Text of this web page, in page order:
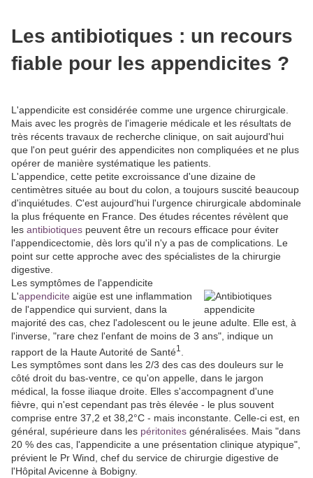
Les antibiotiques : un recours
fiable pour les appendicites ?
L'appendicite est considérée comme une urgence chirurgicale.
Mais avec les progrès de l'imagerie médicale et les résultats de
très récents travaux de recherche clinique, on sait aujourd'hui
que l'on peut guérir des appendicites non compliquées et ne plus
opérer de manière systématique les patients.
L'appendice, cette petite excroissance d'une dizaine de
centimètres située au bout du colon, a toujours suscité beaucoup
d'inquiétudes. C'est aujourd'hui l'urgence chirurgicale abdominale
la plus fréquente en France. Des études récentes révèlent que
les antibiotiques peuvent être un recours efficace pour éviter
l'appendicectomie, dès lors qu'il n'y a pas de complications. Le
point sur cette approche avec des spécialistes de la chirurgie
digestive.
Les symptômes de l'appendicite
L'appendicite aigüe est une inflammation
de l'appendice qui survient, dans la
majorité des cas, chez l'adolescent ou le jeune adulte. Elle est, à
l'inverse, "rare chez l'enfant de moins de 3 ans", indique un
rapport de la Haute Autorité de Santé1
Les symptômes sont dans les 2/3 des cas des douleurs sur le
côté droit du bas-ventre, ce qu'on appelle, dans le jargon
médical, la fosse iliaque droite. Elles s'accompagnent d'une
fièvre, qui n'est cependant pas très élevée - le plus souvent
comprise entre 37,2 et 38,2°C - mais inconstante. Celle-ci est, en
général, supérieure dans les péritonites généralisées. Mais "dans
20 % des cas, l'appendicite a une présentation clinique atypique",
prévient le Pr Wind, chef du service de chirurgie digestive de
l'Hôpital Avicenne à Bobigny.